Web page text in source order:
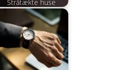
Stråtækte huse